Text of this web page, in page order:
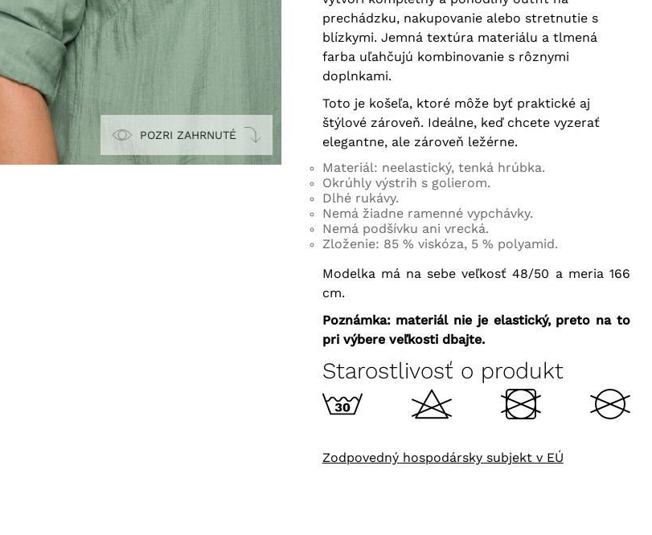
POZRI ZAHRNUTÉ
prechádzku, nakupovanie alebo stretnutie s
blízkymi. Jemná textúra materiálu a tlmená
farba uľahčujú kombinovanie s rôznymi
doplnkami.
Toto je košeľa, ktoré môže byť praktické aj
štýlové zároveň. Ideálne, keď chcete vyzerať
elegantne, ale zároveň ležérne.
Materiál: neelastický, tenká hrúbka.
Okrúhly výstrih s golierom.
Dlhé rukávy.
Nemá žiadne ramenné vypchávky.
Nemá podšívku ani vrecká.
Zloženie: 85 % viskóza, 5 % polyamid.
Modelka má na sebe veľkosť 48/50 a meria 166
cm.
Poznámka: materiál nie je elastický, preto na to
pri výbere veľkosti dbajte.
Starostlivosť o produkt
Zodpovedný hospodársky subjekt v EÚ